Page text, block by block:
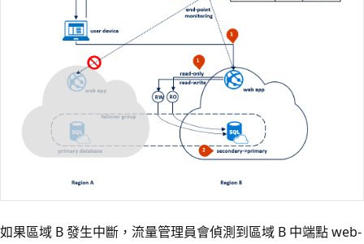
如果區域 B 發生中斷，流量管理員會偵測到區域 B 中端點 web-